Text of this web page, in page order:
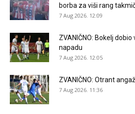
borba za viši rang
7 Aug 2026. 12:09
ZVANIČNO: Bokelj
napadu
7 Aug 2026. 12:05
ZVANIČNO: Otrant
7 Aug 2026. 11:36